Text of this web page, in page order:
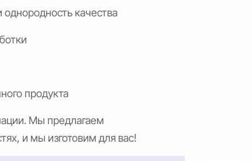
качества
продукта
Мы предлагаем
и мы изготовим для вас!